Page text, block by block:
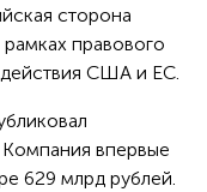
сторона
рамках правового
действия США и ЕС.
впервые
629 млрд рублей.